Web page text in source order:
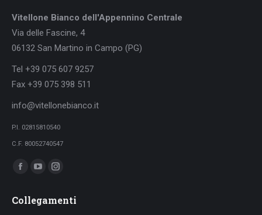
Vitellone Bianco dell'Appennino Centrale
Via delle Fascine, 4
06132 San Martino in Campo (PG)
Tel +39 075 607 9257
Fax +39 075 398 511
info@vitellonebianco.it
P.I. 02815810540
C.F. 80052740547
Ci puoi trovare su:
Facebook
opens
YouTube
opens
Instagram
opens
Collegamenti